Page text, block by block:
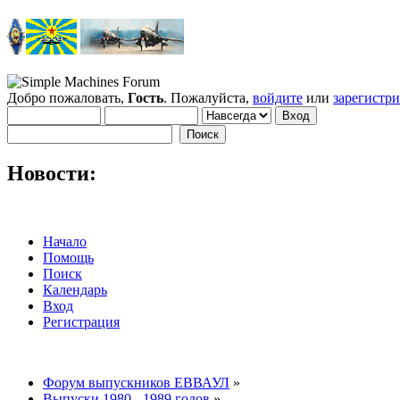
Добро пожаловать, Гость. Пожалуйста, войдите или
Новости:
Начало
Помощь
Поиск
Календарь
Вход
Регистрация
Форум выпускников ЕВВАУЛ »